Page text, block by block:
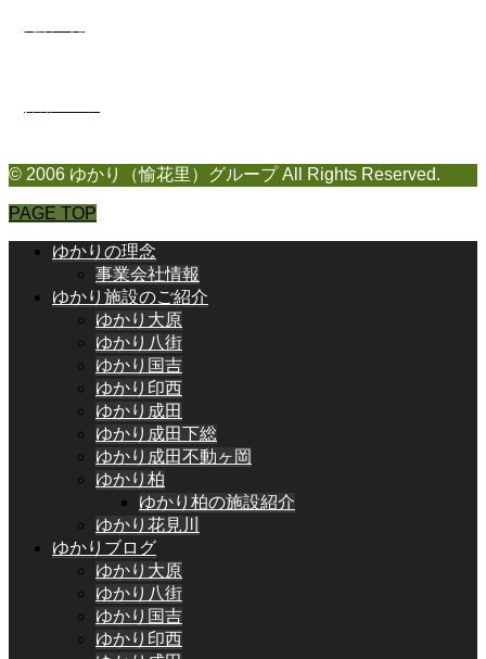
© 2006 ゆかり（愉花里）グループ All Rights Reserved.
PAGE TOP
ゆかりの理念
事業会社情報
ゆかり施設のご紹介
ゆかり大原
ゆかり八街
ゆかり国吉
ゆかり印西
ゆかり成田
ゆかり成田下総
ゆかり成田不動ヶ岡
ゆかり柏
ゆかり柏の施設紹介
ゆかり花見川
ゆかりブログ
ゆかり大原
ゆかり八街
ゆかり国吉
ゆかり印西